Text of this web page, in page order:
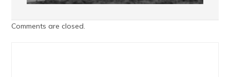
Comments are closed.